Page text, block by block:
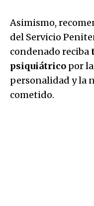
Asimismo,
del Servicio
condenado reciba
psiquiátrico por
personalidad y la
cometido.